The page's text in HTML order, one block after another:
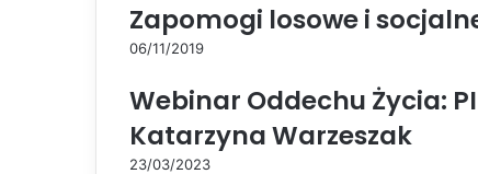
Zapomogi losowe i
06/11/2019
Webinar Oddechu Życia:
Katarzyna Warzeszak
23/03/2023